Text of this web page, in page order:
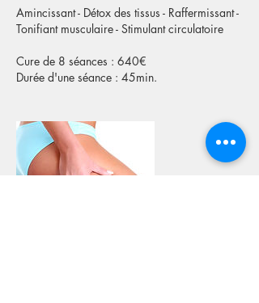
Amincissant - Détox des tissus - Raffermissant -
Tonifiant musculaire - Stimulant circulatoire
Cure de 8 séances : 640€
Durée d'une séance : 45min.